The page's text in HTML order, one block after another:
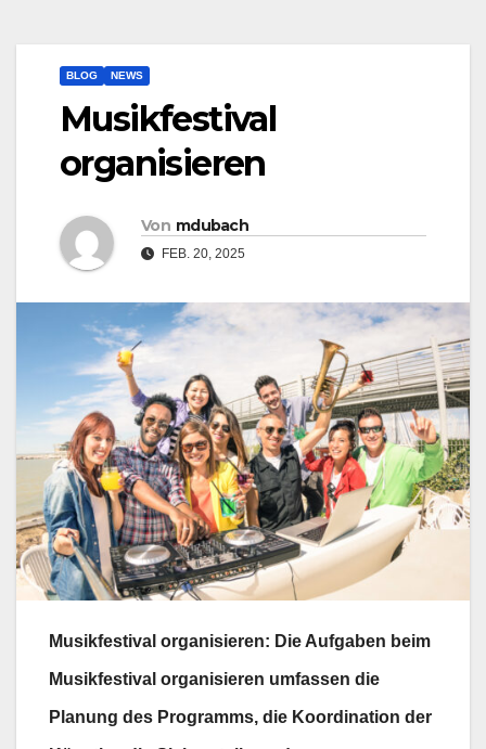
BLOG NEWS
Musikfestival
organisieren
Von mdubach
FEB. 20, 2025
Musikfestival organisieren: Die Aufgaben beim
Musikfestival organisieren umfassen die
Planung des Programms, die Koordination der